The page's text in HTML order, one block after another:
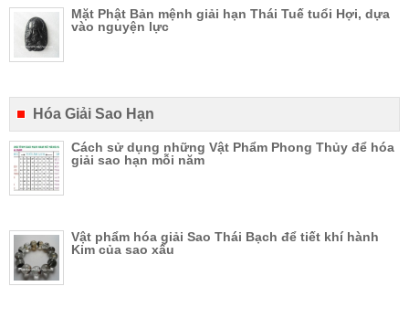
Mặt Phật Bản mệnh giải hạn Thái Tuế tuổi Hợi, dựa
vào nguyện lực
Hóa Giải Sao Hạn
Cách sử dụng những Vật Phẩm Phong Thủy để hóa
giải sao hạn mỗi năm
Vật phẩm hóa giải Sao Thái Bạch để tiết khí hành
Kim của sao xấu